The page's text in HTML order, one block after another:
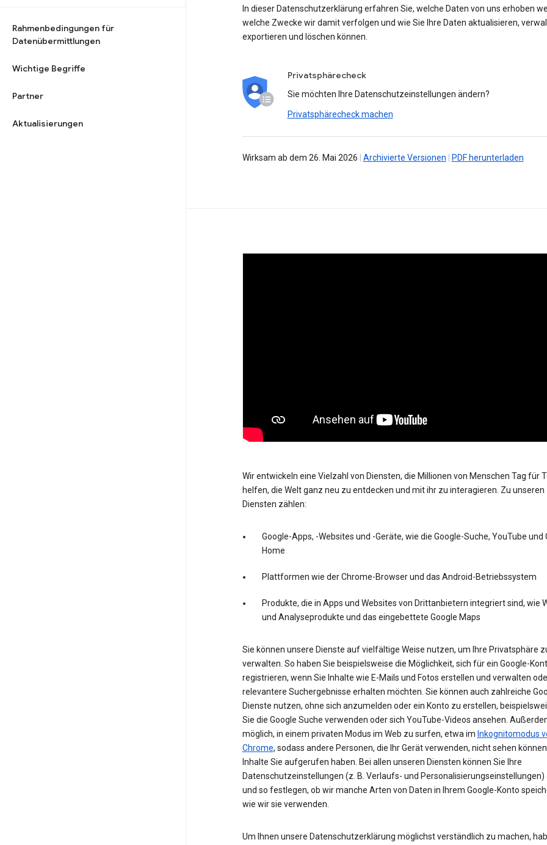
Rahmenbedingungen für
Datenübermittlungen
Wichtige Begriffe
Partner
Aktualisierungen
In dieser Datenschutzerklärung erfahren Sie, welche Daten von uns erhoben
welche Zwecke wir damit verfolgen und wie Sie Ihre Daten aktualisieren,
exportieren und löschen können.
Privatsphärecheck
Sie möchten Ihre Datenschutzeinstellungen ändern?
Privatsphärecheck machen
Wirksam ab dem 26. Mai 2026 Archivierte Versionen PDF herunterladen
Wir entwickeln eine Vielzahl von Diensten, die Millionen von Menschen Tag für
helfen, die Welt ganz neu zu entdecken und mit ihr zu interagieren. Zu unseren
Diensten zählen:
Google-Apps, -Websites und -Geräte, wie die Google-Suche, YouTube und
Home
Plattformen wie der Chrome-Browser und das Android-Betriebssystem
Produkte, die in Apps und Websites von Drittanbietern integriert sind, wie
und Analyseprodukte und das eingebettete Google Maps
Sie können unsere Dienste auf vielfältige Weise nutzen, um Ihre Privatsphäre
verwalten. So haben Sie beispielsweise die Möglichkeit, sich für ein Google-
registrieren, wenn Sie Inhalte wie E-Mails und Fotos erstellen und verwalten
relevantere Suchergebnisse erhalten möchten. Sie können auch zahlreiche
Dienste nutzen, ohne sich anzumelden oder ein Konto zu erstellen,
Sie die Google Suche verwenden oder sich YouTube-Videos ansehen.
möglich, in einem privaten Modus im Web zu surfen, etwa im Inkognitomodus
Chrome, sodass andere Personen, die Ihr Gerät verwenden, nicht sehen
Inhalte Sie aufgerufen haben. Bei allen unseren Diensten können Sie Ihre
Datenschutzeinstellungen (z. B. Verlaufs- und Personalisierungseinstellungen)
und so festlegen, ob wir manche Arten von Daten in Ihrem Google-Konto
wie wir sie verwenden.
Um Ihnen unsere Datenschutzerklärung möglichst verständlich zu machen,